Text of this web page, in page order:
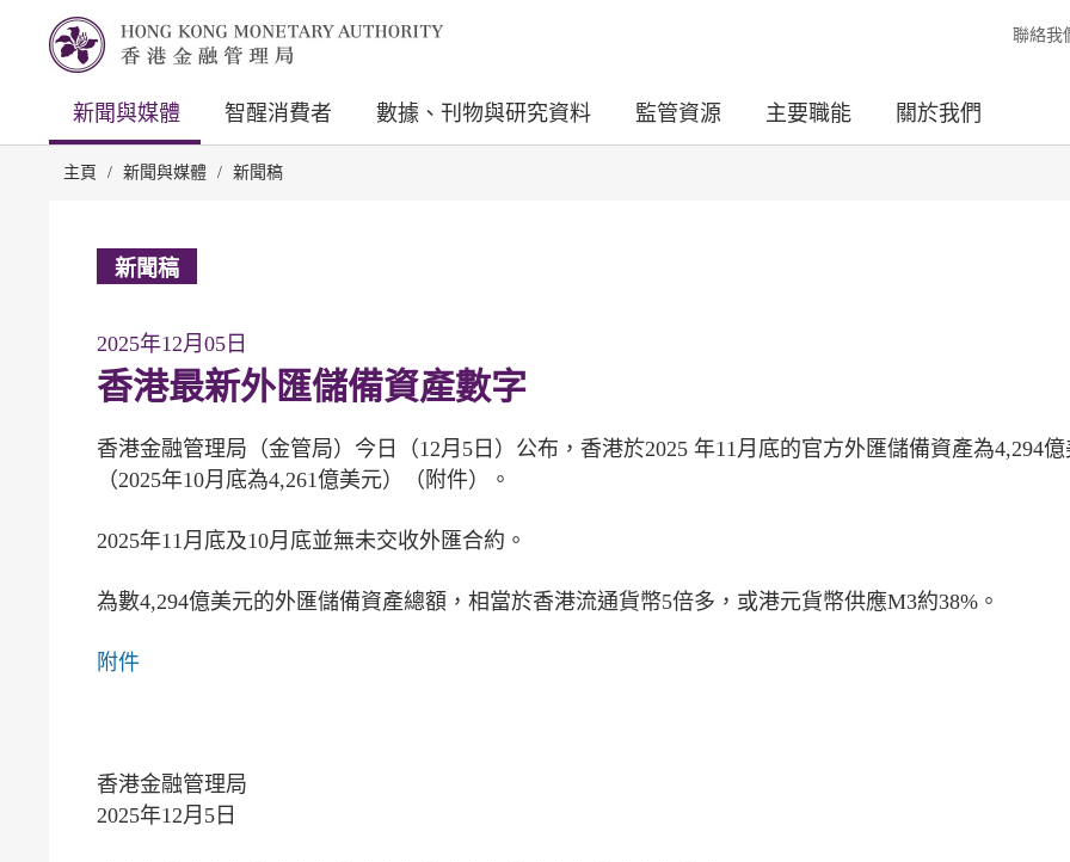
聯絡我
新聞與媒體 智醒消費者 數據、刊物與研究資料 監管資源 主要職能 關於我們
主頁 / 新聞與媒體 / 新聞稿
新聞稿
2025年12月05日
香港最新外匯儲備資產數字
香港金融管理局（金管局）今日（12月5日）公布，香港於2025 年11月底的官方外匯儲備資產為4,294
（2025年10月底為4,261億美元）（附件）。
2025年11月底及10月底並無未交收外匯合約。
為數4,294億美元的外匯儲備資產總額，相當於香港流通貨幣5倍多，或港元貨幣供應M3約38%。
附件
香港金融管理局
2025年12月5日